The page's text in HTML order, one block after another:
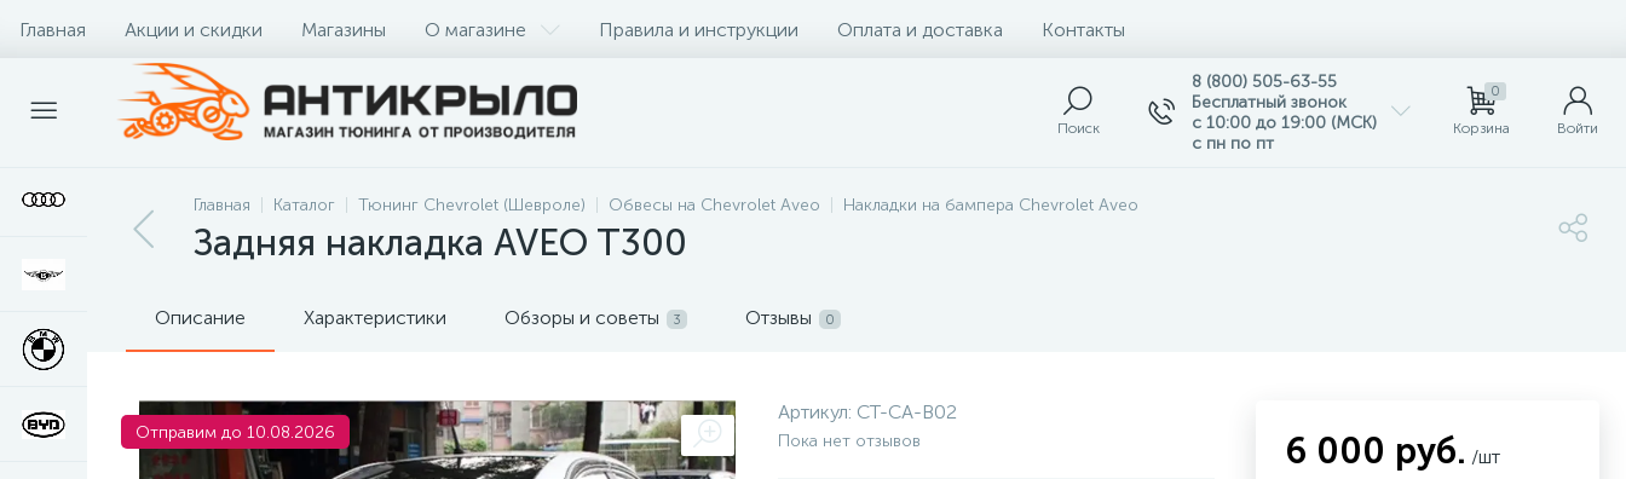
Главная Акции и скидки Магазины О магазине Правила и инструкции Оплата и доставка Контакты
Поиск
8 (800) 505-63-55
Бесплатный звонок
с 10:00 до 19:00 (МСК)
с пн по пт
0
Корзина Войти
Главная Каталог Тюнинг Chevrolet (Шевроле) Обвесы на Chevrolet Aveo Накладки на бампера Chevrolet Aveo
Задняя накладка AVEO T300
Описание Характеристики Обзоры и советы 3 Отзывы 0
Отправим до 10.08.2026
Артикул: CT-CA-B02
Пока нет отзывов 6 000 руб. /шт